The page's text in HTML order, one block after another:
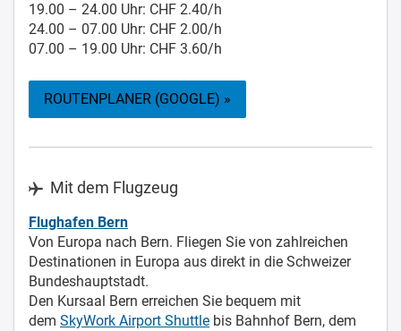
19.00 – 24.00 Uhr: CHF 2.40/h
24.00 – 07.00 Uhr: CHF 2.00/h
07.00 – 19.00 Uhr: CHF 3.60/h
ROUTENPLANER (GOOGLE) »
Mit dem Flugzeug
Flughafen Bern
Von Europa nach Bern. Fliegen Sie von zahlreichen
Destinationen in Europa aus direkt in die Schweizer
Bundeshauptstadt.
Den Kursaal Bern erreichen Sie bequem mit
dem SkyWork Airport Shuttle bis Bahnhof Bern, dem